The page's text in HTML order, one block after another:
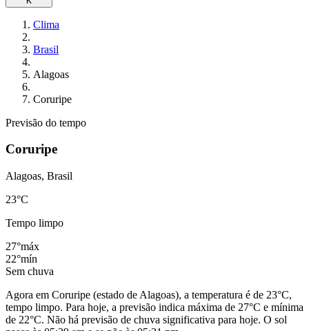
Clima
Brasil
Alagoas
Coruripe
Previsão do tempo
Coruripe
Alagoas, Brasil
23°C
Tempo limpo
27°máx
22°mín
Sem chuva
Agora em Coruripe (estado de Alagoas), a temperatura é de 23°C,
tempo limpo. Para hoje, a previsão indica máxima de 27°C e mínima
de 22°C. Não há previsão de chuva significativa para hoje. O sol